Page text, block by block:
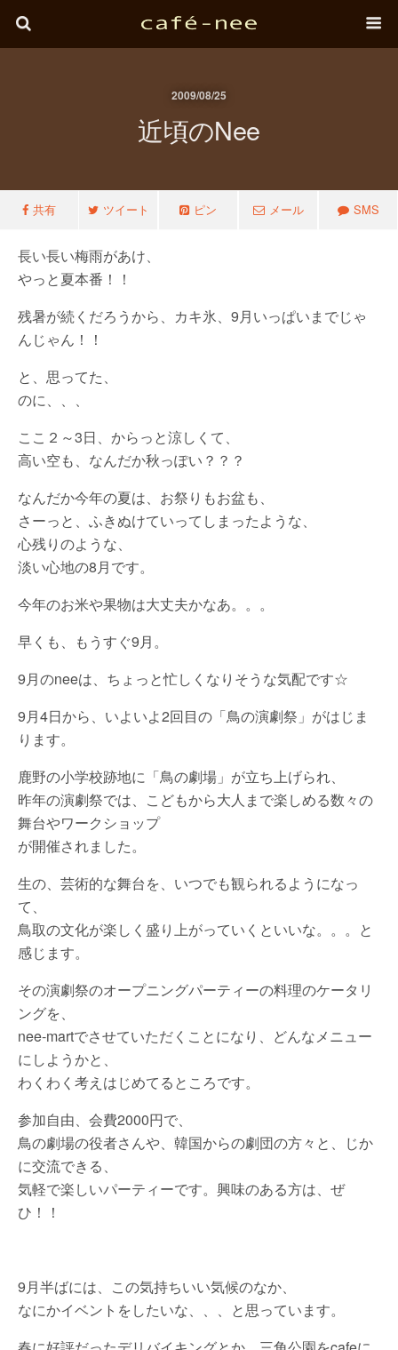
2009/08/25
近頃のnee
共有 ツイート ピン メール SMS
長い長い梅雨があけ、
やっと夏本番！！
残暑が続くだろうから、カキ氷、9月いっぱいまでじゃ
んじゃん！！
と、思ってた、
のに、、、
ここ２～3日、からっと涼しくて、
高い空も、なんだか秋っぽい？？？
なんだか今年の夏は、お祭りもお盆も、
さーっと、ふきぬけていってしまったような、
心残りのような、
淡い心地の8月です。
今年のお米や果物は大丈夫かなあ。。。
早くも、もうすぐ9月。
9月のneeは、ちょっと忙しくなりそうな気配です☆
9月4日から、いよいよ2回目の「鳥の演劇祭」がはじま
ります。
鹿野の小学校跡地に「鳥の劇場」が立ち上げられ、
昨年の演劇祭では、こどもから大人まで楽しめる数々の
舞台やワークショップ
が開催されました。
生の、芸術的な舞台を、いつでも観られるようになっ
て、
鳥取の文化が楽しく盛り上がっていくといいな。。。と
感じます。
その演劇祭のオープニングパーティーの料理のケータリ
ングを、
nee-martでさせていただくことになり、どんなメニュー
にしようかと、
わくわく考えはじめてるところです。
参加自由、会費2000円で、
鳥の劇場の役者さんや、韓国からの劇団の方々と、じか
に交流できる、
気軽で楽しいパーティーです。興味のある方は、ぜ
ひ！！
9月半ばには、この気持ちいい気候のなか、
なにかイベントをしたいな、、、と思っています。